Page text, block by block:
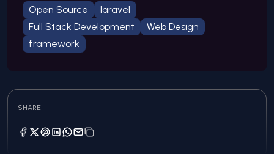
Open Source
laravel
Full Stack Development
Web Design
framework
SHARE